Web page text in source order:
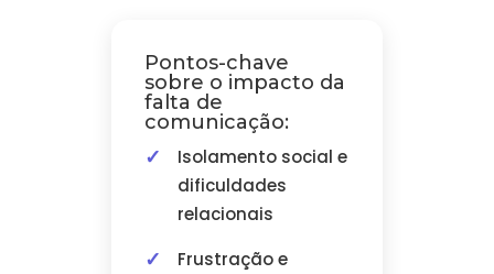
Pontos-chave
sobre o impacto da
falta de
comunicação:
Isolamento social e
dificuldades
relacionais
Frustração e